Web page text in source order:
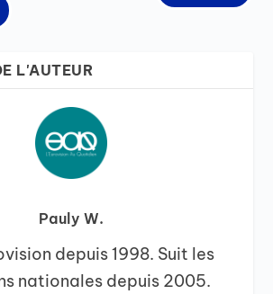
L'AUTEUR
Pauly W.
depuis 1998. Suit les
nationales depuis 2005.